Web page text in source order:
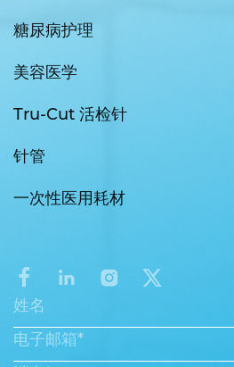
糖尿病护理
美容医学
Tru-Cut 活检针
针管
一次性医用耗材